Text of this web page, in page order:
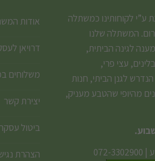
ע”י לקוחותינו כמשתלה
המשתלה שלנו
לגינה הביתית,
עצי פרי,
לגנן הביתי, חנות
מהיופי שהטבע מעניק,
|
072-3302900
אודות
דרויאן
משלוחים
יצירת קשר
ביטול
הצהרת